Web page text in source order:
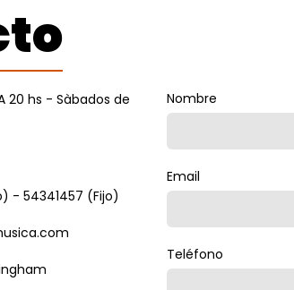
20 hs - Sàbados de
- 54341457 (Fijo)
Nombre
Email
Teléfono